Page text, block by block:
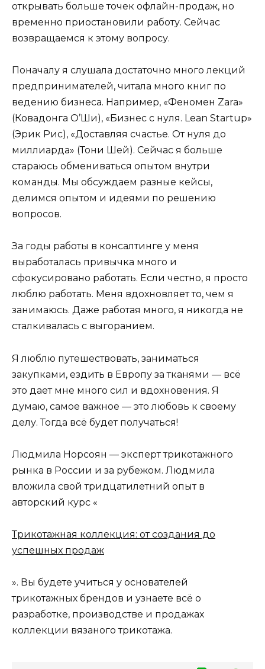
открывать больше точек офлайн-продаж, но
временно приостановили работу. Сейчас
возвращаемся к этому вопросу.
Поначалу я слушала достаточно много лекций
предпринимателей, читала много книг по
ведению бизнеса. Например, «Феномен Zara»
(Ковадонга О’Ши), «Бизнес с нуля. Lean Startup»
(Эрик Рис), «Доставляя счастье. От нуля до
миллиарда» (Тони Шей). Сейчас я больше
стараюсь обмениваться опытом внутри
команды. Мы обсуждаем разные кейсы,
делимся опытом и идеями по решению
вопросов.
За годы работы в консалтинге у меня
выработалась привычка много и
сфокусировано работать. Если честно, я просто
люблю работать. Меня вдохновляет то, чем я
занимаюсь. Даже работая много, я никогда не
сталкивалась с выгоранием.
Я люблю путешествовать, заниматься
закупками, ездить в Европу за тканями — всё
это дает мне много сил и вдохновения. Я
думаю, самое важное — это любовь к своему
делу. Тогда всё будет получаться!
Людмила Норсоян — эксперт трикотажного
рынка в России и за рубежом. Людмила
вложила свой тридцатилетний опыт в
авторский курс «
Трикотажная коллекция: от создания до
успешных продаж
». Вы будете учиться у основателей
трикотажных брендов и узнаете всё о
разработке, производстве и продажах
коллекции вязаного трикотажа.